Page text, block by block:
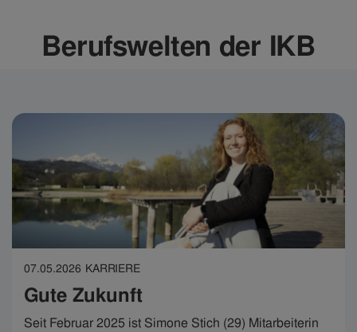
Berufswelten der IKB
07.05.2026 KARRIERE
Gute Zukunft
Seit Februar 2025 ist Simone Stich (29) Mitarbeiterin